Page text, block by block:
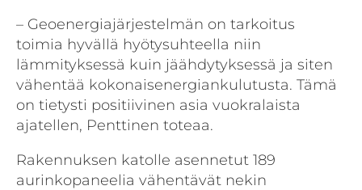
– Geoenergiajärjestelmän on tarkoitus
toimia hyvällä hyötysuhteella niin
lämmityksessä kuin jäähdytyksessä ja siten
vähentää kokonaisenergiankulutusta. Tämä
on tietysti positiivinen asia vuokralaista
ajatellen, Penttinen toteaa.
Rakennuksen katolle asennetut 189
aurinkopaneelia vähentävät nekin